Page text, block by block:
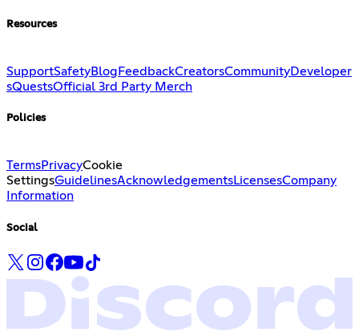
Resources
SupportSafetyBlog FeedbackCreatorsCommunityDeveloper
sQuestsOfficial 3rd Party Merch
Policies
TermsPrivacyCookie
SettingsGuidelinesAcknowledgementsLicensesCompany
Information
Social